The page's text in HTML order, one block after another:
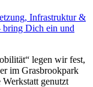
legen wir fest,
im Grasbrookpark
genutzt